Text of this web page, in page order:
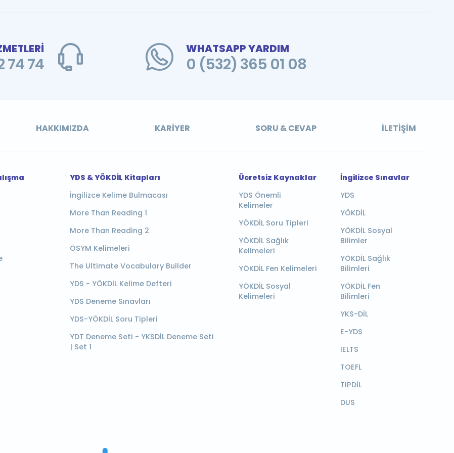
74 74
WHATSAPP YARDIM
0 (532) 365 01 08
HAKKIMIZDA KARIYER SORU & CEVAP İLETIŞIM
YDS & YÖKDİL Kitapları
İngilizce Kelime Bulmacası
More Than Reading 1
More Than Reading 2
ÖSYM Kelimeleri
The Ultimate Vocabulary Builder
YDS - YÖKDİL Kelime Defteri
YDS Deneme Sınavları
YDS-YÖKDİL Soru Tipleri
YDT Deneme Seti - YKSDİL Deneme Seti
| Set 1
Ücretsiz Kaynaklar
YDS Önemli
Kelimeler
YÖKDİL Soru Tipleri
YÖKDİL Sağlık
Kelimeleri
YÖKDİL Fen Kelimeleri
YÖKDİL Sosyal
Kelimeleri
İngilizce Sınavlar
YDS
YÖKDİL
YÖKDİL Sosyal
Bilimler
YÖKDİL Sağlık
Bilimleri
YÖKDİL Fen
Bilimleri
YKS-DİL
E-YDS
IELTS
TOEFL
TIPDİL
DUS